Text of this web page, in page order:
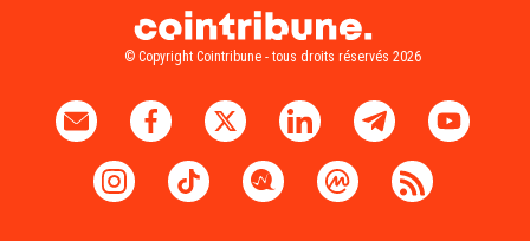
© Copyright Cointribune - tous droits réservés 2026